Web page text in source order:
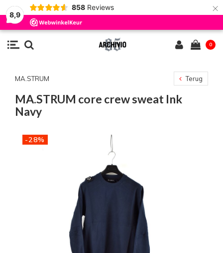
8,9
858 Reviews ×
0
MA.STRUM Terug
MA.STRUM core crew sweat Ink
Navy
-28%